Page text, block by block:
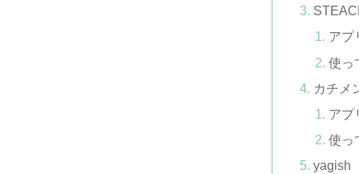
アプ
使っ
カチメ
アプ
使っ
yagish